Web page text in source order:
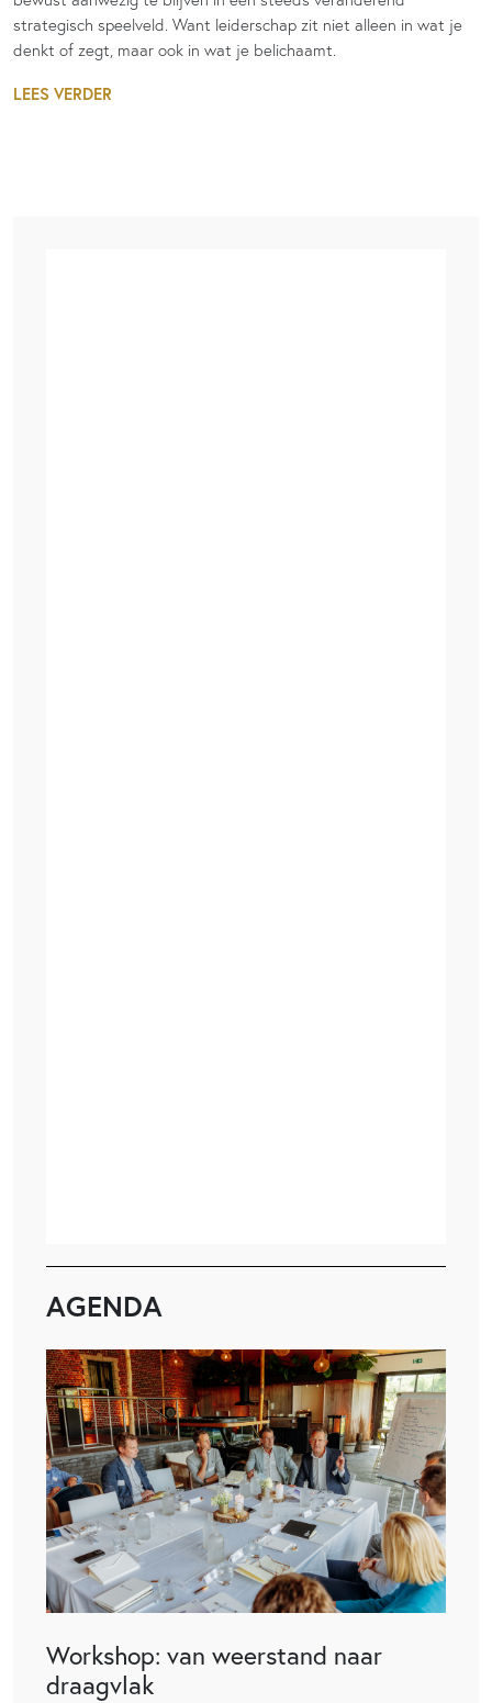
strategisch speelveld. Want leiderschap zit niet alleen in wat je
denkt of zegt, maar ook in wat je belichaamt.
LEES VERDER
AGENDA
Workshop: van weerstand naar
draagvlak